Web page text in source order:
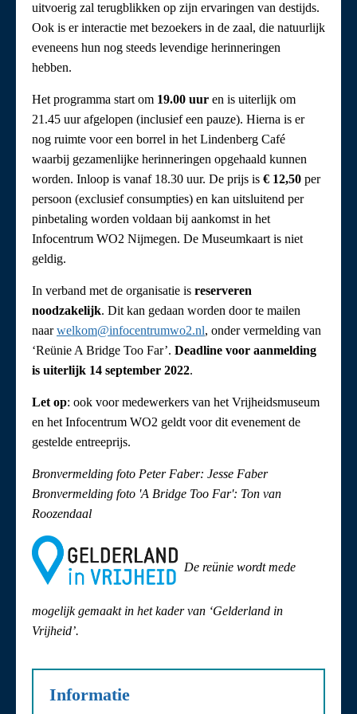
uitvoerig zal terugblikken op zijn ervaringen van destijds.
Ook is er interactie met bezoekers in de zaal, die natuurlijk
eveneens hun nog steeds levendige herinneringen
hebben.
Het programma start om 19.00 uur en is uiterlijk om
21.45 uur afgelopen (inclusief een pauze). Hierna is er
nog ruimte voor een borrel in het Lindenberg Café
waarbij gezamenlijke herinneringen opgehaald kunnen
worden. Inloop is vanaf 18.30 uur. De prijs is € 12,50 per
persoon (exclusief consumpties) en kan uitsluitend per
pinbetaling worden voldaan bij aankomst in het
Infocentrum WO2 Nijmegen. De Museumkaart is niet
geldig.
In verband met de organisatie is reserveren
noodzakelijk. Dit kan gedaan worden door te mailen
naarwelkom@infocentrumwo2.nl, onder vermelding van
‘Reünie A Bridge Too Far’. Deadline voor aanmelding
is uiterlijk 14 september 2022.
Let op: ook voor medewerkers van het Vrijheidsmuseum
en het Infocentrum WO2 geldt voor dit evenement de
gestelde entreeprijs.
Bronvermelding foto Peter Faber: Jesse Faber
Bronvermelding foto 'A Bridge Too Far': Ton van
Roozendaal
De reünie wordt mede
mogelijk gemaakt in het kader van ‘Gelderland in
Vrijheid’.
Informatie